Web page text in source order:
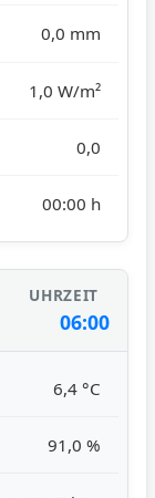
0,0 mm
1,0 W/m²
0,0
00:00 h
06:00
6,4 °C
91,0 %